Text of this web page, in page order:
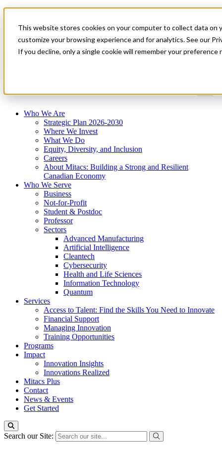
This website stores cookies on your computer to collect data on
customize your browsing experience and for analytics. See our
If you decline, only a single cookie will remember your
News & Events
Get Started
Who We Are
Strategic Plan 2026-2030
Where We Invest
What We Do
Equity, Diversity, and Inclusion
Careers
About Mitacs: Building a Strong and Resilient
Canadian Economy
Who We Serve
Business
Not-for-Profit
Student & Postdoc
Professor
Sectors
Advanced Manufacturing
Artificial Intelligence
Cleantech
Cybersecurity
Health and Life Sciences
Information Technology
Quantum
Services
Access to Talent: Find the Skills You Need to Innovate
Financial Support
Managing Innovation
Training Opportunities
Programs
Impact
Innovation Insights
Innovations Realized
Mitacs Plus
Contact
News & Events
Get Started
Search our Site: